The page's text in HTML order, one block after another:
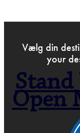
Vælg din
your
Stand
Open